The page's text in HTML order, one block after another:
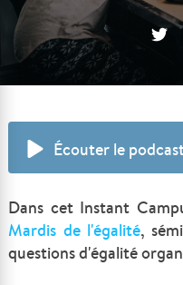
Écouter le
Dans cet Instant
Mardis de l'égalité,
questions d'égalité